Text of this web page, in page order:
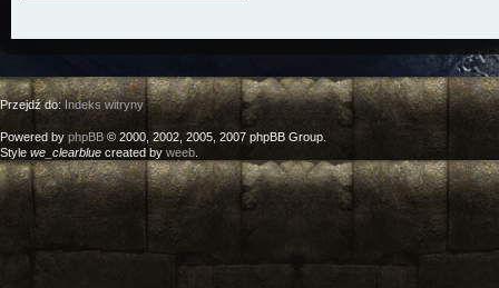
Przejdź do:Indeks witryny
Powered by phpBB © 2000, 2002, 2005, 2007 phpBB Group.
Style we_clearblue created by weeb